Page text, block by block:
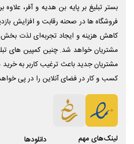
بستر تبلیغ بر پایه بن هدیه و آفر،
فروشگاه ها در صحنه رقابت و افزایش
کاهش هزینه و ایجاد تجربه‌ای لذت بخش
مشتریان خواهد شد. چنین کمپین های
مشتریان جدید باعث ترغیب کاربر به
کسب و کار در فضای آنلاین را در پی
لینک‌های مهم دانلود‌ها